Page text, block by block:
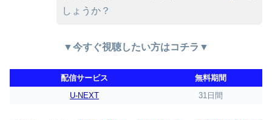
しょうか？
▼今すぐ視聴したい方はコチラ▼
配信サービス
無料期間
U-NEXT
31日間